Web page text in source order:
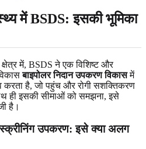
में BSDS: इसकी भूमिका
में, BSDS ने एक विशिष्ट और
बाइपोलर निदान उपकरण विकासमें
करता है, जो पहुंच और रोगी सशक्तिकरण
ही इसकी सीमाओं को समझना, इसे
है।
उपकरण: इसे क्या अलग